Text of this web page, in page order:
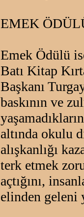
EMEK
Emek Ödülü
Batı Kitap
Başkanı
baskının ve
altında okulu
alışkanlığı
terk etmek
açtığını,
elinden geleni